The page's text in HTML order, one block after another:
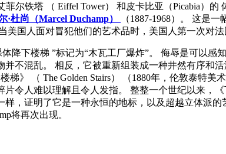
菲尔铁塔 （ Eiffel Tower） 和皮卡比亚（Picabia）的
·杜尚（Marcel Duchamp） （1887-1968）。 这是
美国人面对冒犯他们的艺术品时，美国人第一次对
体降下楼梯 ”标记为“木瓦工厂爆炸”。 侮辱是可以感
并不混乱。 相反，它被重新组装成一种井然有序和
梯》 （ The Golden Stairs）
（1880年，伦敦泰特美
片令人难以理解且令人发指。 整整一个世纪以来，《
样，证明了它是一种永恒的地标，以及超越立体派
将再次出现。